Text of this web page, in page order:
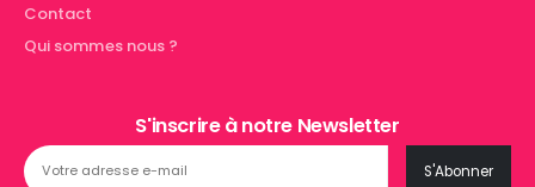
Contact
Qui sommes nous ?
S'inscrire à notre Newsletter